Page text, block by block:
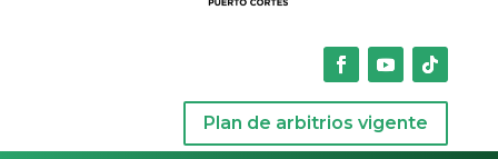
Plan de arbitrios vigente